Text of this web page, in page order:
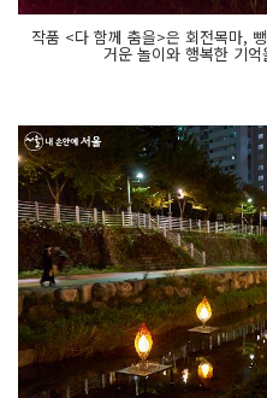
작품 <다 함께 춤을>은 회전목마,
거운 놀이와 행복한 기